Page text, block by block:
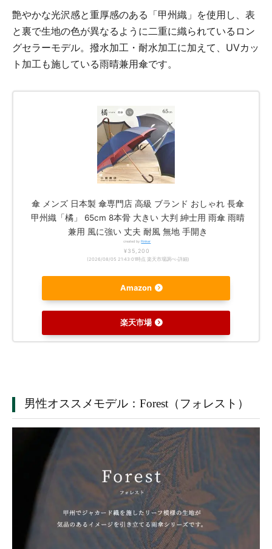
艶やかな光沢感と重厚感のある「甲州織」を使用し、表
と裏で生地の色が異なるように二重に織られているロン
グセラーモデル。撥水加工・耐水加工に加えて、UVカッ
ト加工も施している雨晴兼用傘です。
傘 メンズ 日本製 傘専門店 高級 ブランド おしゃれ 長傘
甲州織「橘」 65cm 8本骨 大きい 大判 紳士用 雨傘 雨晴
兼用 風に強い 丈夫 耐風 無地 手開き
created byRinker
¥35,200
(2026/08/05 21:43:01時点 楽天市場調べ-詳細)
Amazon
楽天市場
男性オススメモデル：Forest（フォレスト）